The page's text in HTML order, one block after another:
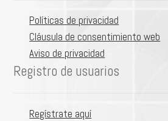
Políticas de privacidad
Cláusula de consentimiento web
Aviso de privacidad
Registro de usuarios
Regístrate aquí